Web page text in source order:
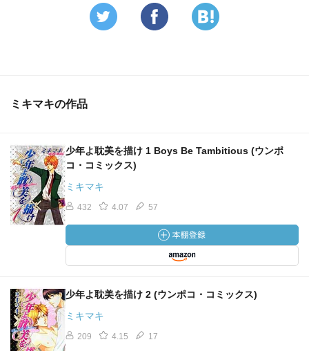
ミキマキの作品
少年よ耽美を描け 1 Boys Be Tambitious (ウンポ
コ・コミックス)
ミキマキ
432 4.07 57
少年よ耽美を描け 2 (ウンポコ・コミックス)
ミキマキ
209 4.15 17